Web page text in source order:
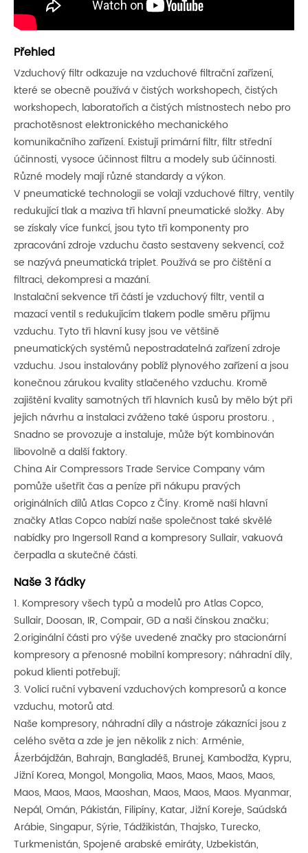
Přehled
Vzduchový filtr odkazuje na vzduchové filtrační zařízení,
které se obecně používá v čistých workshopech, čistých
workshopech, laboratořích a čistých místnostech nebo pro
prachotěsnost elektronického mechanického
komunikačního zařízení. Existují primární filtr, filtr střední
účinnosti, vysoce účinnost filtru a modely sub účinnosti.
Různé modely mají různé standardy a výkon.
V pneumatické technologii se volají vzduchové filtry, ventily
redukující tlak a maziva tři hlavní pneumatické složky. Aby
se získaly více funkcí, jsou tyto tři komponenty pro
zpracování zdroje vzduchu často sestaveny sekvencí, což
se nazývá pneumatická triplet. Používá se pro čištění a
filtraci, dekompresi a mazání.
Instalační sekvence tří částí je vzduchový filtr, ventil a
mazací ventil s redukujícím tlakem podle směru příjmu
vzduchu. Tyto tři hlavní kusy jsou ve většině
pneumatických systémů nepostradatelná zařízení zdroje
vzduchu. Jsou instalovány poblíž plynového zařízení a jsou
konečnou zárukou kvality stlačeného vzduchu. Kromě
zajištění kvality samotných tří hlavních kusů by mělo být při
jejich návrhu a instalaci zváženo také úsporu prostoru. ,
Snadno se provozuje a instaluje, může být kombinován
libovolně a další faktory.
China Air Compressors Trade Service Company vám
pomůže ušetřit čas a peníze při nákupu pravých
originálních dílů Atlas Copco z Číny. Kromě naší hlavní
značky Atlas Copco nabízí naše společnost také skvělé
nabídky pro Ingersoll Rand a kompresory Sullair, vakuová
čerpadla a skutečné části.
Naše 3 řádky
1. Kompresory všech typů a modelů pro Atlas Copco,
Sullair, Doosan, IR, Compair, GD a naši čínskou značku;
2.originální části pro výše uvedené značky pro stacionární
kompresory a přenosné mobilní kompresory; náhradní díly,
pokud klienti potřebují;
3. Volicí ruční vybavení vzduchových kompresorů a konce
vzduchu, motorů atd.
Naše kompresory, náhradní díly a nástroje zákazníci jsou z
celého světa a zde je jen několik z nich: Arménie,
Ázerbájdžán, Bahrajn, Bangladéš, Brunej, Kambodža, Kypru,
Jižní Korea, Mongol, Mongolia, Maos, Maos, Maos, Maos,
Maos, Maos, Maos, Maoshan, Maos, Maos, Maos. Myanmar,
Nepál, Omán, Pákistán, Filipíny, Katar, Jižní Koreje, Saúdská
Arábie, Singapur, Sýrie, Tádžikistán, Thajsko, Turecko,
Turkmenistán, Spojené arabské emiráty, Uzbekistán,